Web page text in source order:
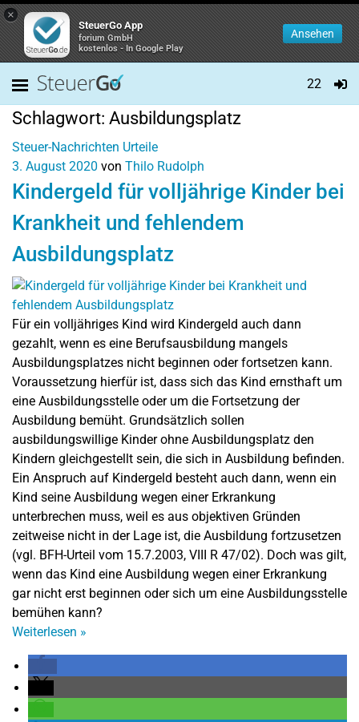
×
SteuerGo App
forium GmbH
kostenlos - In Google Play
Ansehen
22
Schlagwort: Ausbildungsplatz
Steuer-Nachrichten Urteile
3. August 2020 von Thilo Rudolph
Kindergeld für volljährige Kinder bei
Krankheit und fehlendem
Ausbildungsplatz
Für ein volljähriges Kind wird Kindergeld auch dann
gezahlt, wenn es eine Berufsausbildung mangels
Ausbildungsplatzes nicht beginnen oder fortsetzen kann.
Voraussetzung hierfür ist, dass sich das Kind ernsthaft um
eine Ausbildungsstelle oder um die Fortsetzung der
Ausbildung bemüht. Grundsätzlich sollen
ausbildungswillige Kinder ohne Ausbildungsplatz den
Kindern gleichgestellt sein, die sich in Ausbildung befinden.
Ein Anspruch auf Kindergeld besteht auch dann, wenn ein
Kind seine Ausbildung wegen einer Erkrankung
unterbrechen muss, weil es aus objektiven Gründen
zeitweise nicht in der Lage ist, die Ausbildung fortzusetzen
(vgl. BFH-Urteil vom 15.7.2003, VIII R 47/02). Doch was gilt,
wenn das Kind eine Ausbildung wegen einer Erkrankung
gar nicht erst beginnen oder sich um eine Ausbildungsstelle
bemühen kann?
Weiterlesen »